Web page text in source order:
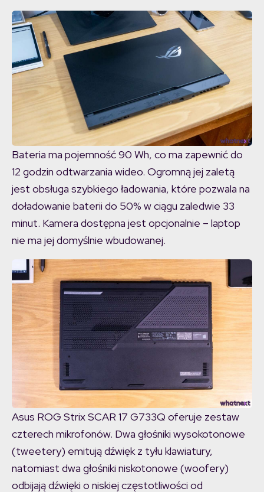
Bateria ma pojemność 90 Wh, co ma zapewnić do
12 godzin odtwarzania wideo. Ogromną jej zaletą
jest obsługa szybkiego ładowania, które pozwala na
doładowanie baterii do 50% w ciągu zaledwie 33
minut. Kamera dostępna jest opcjonalnie – laptop
nie ma jej domyślnie wbudowanej.
Asus ROG Strix SCAR 17 G733Q oferuje zestaw
czterech mikrofonów. Dwa głośniki wysokotonowe
(tweetery) emitują dźwięk z tyłu klawiatury,
natomiast dwa głośniki niskotonowe (woofery)
odbijają dźwięki o niskiej częstotliwości od